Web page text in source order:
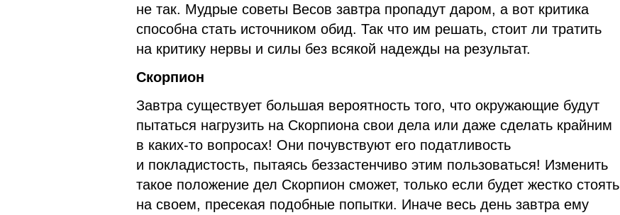
не так. Мудрые советы Весов завтра пропадут даром, а вот критика
способна стать источником обид. Так что им решать, стоит ли тратить
на критику нервы и силы без всякой надежды на результат.
Скорпион
Завтра существует большая вероятность того, что окружающие будут
пытаться нагрузить на Скорпиона свои дела или даже сделать крайним
в каких-то вопросах! Они почувствуют его податливость
и покладистость, пытаясь беззастенчиво этим пользоваться! Изменить
такое положение дел Скорпион сможет, только если будет жестко стоять
на своем, пресекая подобные попытки. Иначе весь день завтра ему